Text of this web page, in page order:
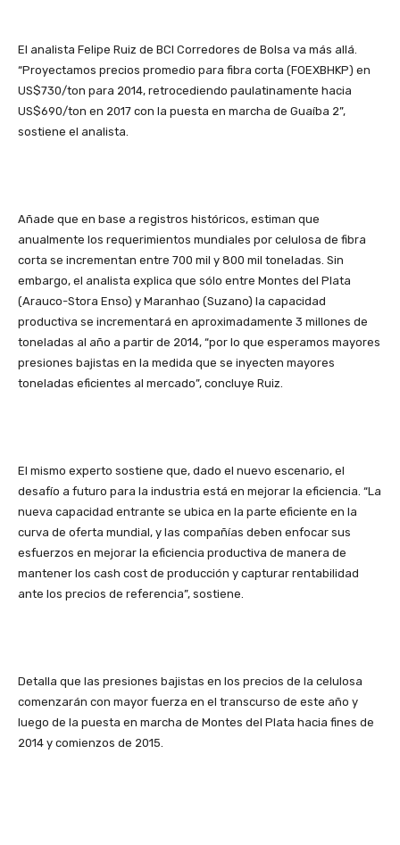
El analista Felipe Ruiz de BCI Corredores de Bolsa va más allá.
“Proyectamos precios promedio para fibra corta (FOEXBHKP) en
US$730/ton para 2014, retrocediendo paulatinamente hacia
US$690/ton en 2017 con la puesta en marcha de Guaíba 2”,
sostiene el analista.
Añade que en base a registros históricos, estiman que
anualmente los requerimientos mundiales por celulosa de fibra
corta se incrementan entre 700 mil y 800 mil toneladas. Sin
embargo, el analista explica que sólo entre Montes del Plata
(Arauco-Stora Enso) y Maranhao (Suzano) la capacidad
productiva se incrementará en aproximadamente 3 millones de
toneladas al año a partir de 2014, “por lo que esperamos mayores
presiones bajistas en la medida que se inyecten mayores
toneladas eficientes al mercado”, concluye Ruiz.
El mismo experto sostiene que, dado el nuevo escenario, el
desafío a futuro para la industria está en mejorar la eficiencia. “La
nueva capacidad entrante se ubica en la parte eficiente en la
curva de oferta mundial, y las compañías deben enfocar sus
esfuerzos en mejorar la eficiencia productiva de manera de
mantener los cash cost de producción y capturar rentabilidad
ante los precios de referencia”, sostiene.
Detalla que las presiones bajistas en los precios de la celulosa
comenzarán con mayor fuerza en el transcurso de este año y
luego de la puesta en marcha de Montes del Plata hacia fines de
2014 y comienzos de 2015.